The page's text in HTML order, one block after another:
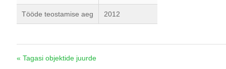
Tööde teostamise aeg 2012
« Tagasi objektide juurde